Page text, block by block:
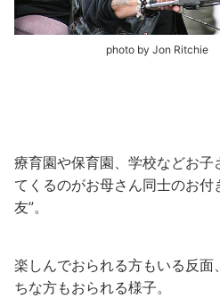
photo by Jon Ritchie
療育園や保育園、学校などお子
てくるのがお母さん同士のお付
友”。
楽しんでおられる方もいる反
ちな方もおられる様子。